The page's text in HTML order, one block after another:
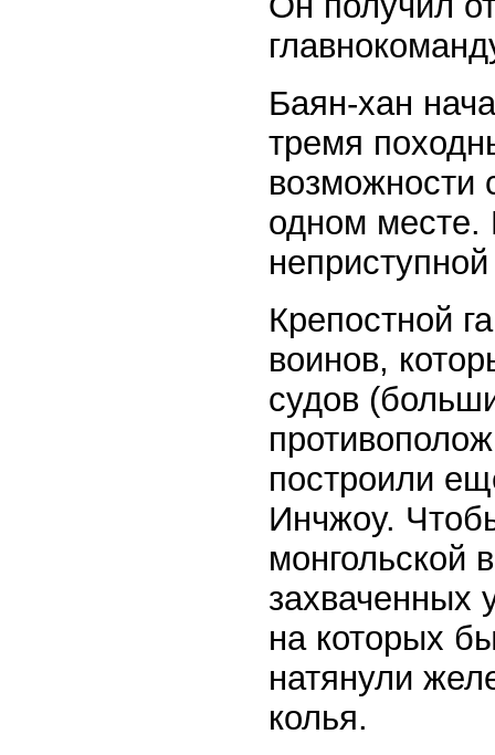
Баян-хан
тремя
возможности
одном месте.
Крепостной
воинов,
судов
построили
Инчжоу.
монгольской
захваченных
на которых
натянули
колья.